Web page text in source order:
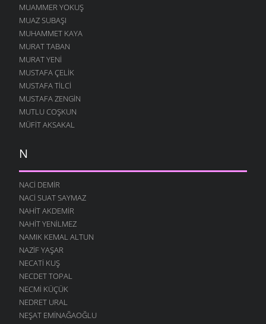
MUAMMER YOKUŞ
MUAZ SUBAŞI
MUHAMMET KAYA
MURAT TABAN
MURAT YENI
MUSTAFA ÇELIK
MUSTAFA TILCI
MUSTAFA ZENGIN
MUTLU COŞKUN
MÜFIT AKSAKAL
N
NACI DEMIR
NACI SUAT SAYMAZ
NAHIT AKDEMIR
NAHIT YENILMEZ
NAMIK KEMAL ALTUN
NAZIF YAŞAR
NECATI KUŞ
NECDET TOPAL
NECMI KÜÇÜK
NEDRET URAL
NEŞAT EMINAĞAOĞLU